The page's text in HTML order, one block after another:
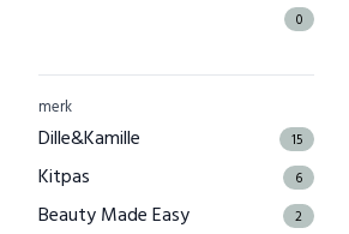
0
Twelve Million
Toms 0
The Good Roll 0
Kuyichi 0
merk
Dille&Kamille 15
Kitpas 6
Beauty Made Easy 2